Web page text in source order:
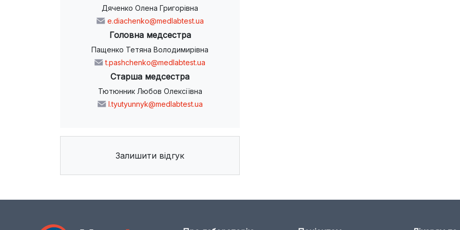
Дяченко Олена Григорівна
e.diachenko@medlabtest.ua
Головна медсестра
Пащенко Тетяна Володимирівна
t.pashchenko@medlabtest.ua
Старша медсестра
Тютюнник Любов Олексіївна
l.tyutyunnyk@medlabtest.ua
Залишити відгук